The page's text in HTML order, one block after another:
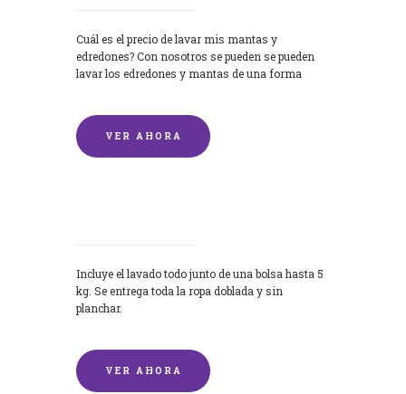
Cuál es el precio de lavar mis mantas y
edredones? Con nosotros se pueden se pueden
lavar los edredones y mantas de una forma
VER AHORA
Incluye el lavado todo junto de una bolsa hasta 5
kg. Se entrega toda la ropa doblada y sin
planchar.
VER AHORA